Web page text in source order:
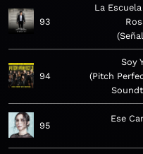
93
La
94
Soy
Pitch
95
Ese